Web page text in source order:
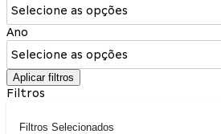
Selecione as opções
Ano
Selecione as opções
Aplicar filtros
Filtros
Filtros Selecionados